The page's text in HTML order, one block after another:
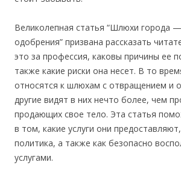
Великолепная статья “Шлюхи города
одобрения” призвана рассказать
это за профессия, каковы причины ее
также какие риски она несет. В то
относятся к шлюхам с отвращением и
другие видят в них нечто более, чем
продающих свое тело. Эта статья
в том, какие услуги они
политика, а также как безопасно
услугами.